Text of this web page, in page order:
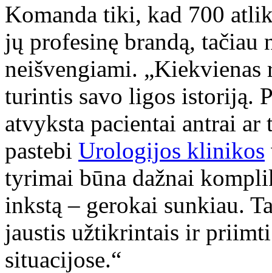
Komanda tiki, kad 700
jų profesinę brandą, tačiau
neišvengiami. „Kiekvienas
turintis savo ligos istoriją.
atvyksta pacientai antrai
pastebi Urologijos klinikos
tyrimai būna dažnai
inkstą – gerokai sunkiau.
jaustis užtikrintais ir
situacijose.“